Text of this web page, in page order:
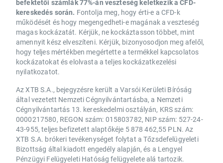
befektetői számlák 77%-án veszteség keletkezik a CFD-
kereskedés során. Fontolja meg, hogy érti-e a CFD-k
működését és hogy megengedheti-e magának a veszteség
magas kockázatát. Kérjük, ne kockáztasson többet, mint
amennyit kész elveszíteni. Kérjük, bizonyosodjon meg afelől,
hogy teljes mértékben megértette a termékkel kapcsolatos
kockázatokat és elolvasta a teljes kockázatkezelési
nyilatkozatot.
Az XTB S.A., bejegyzésre került a Varsói Kerületi Bíróság
által vezetett Nemzeti Cégnyilvántartásba, a Nemzeti
Cégnyilvántartás 13. kereskedelmi osztályán, KRS szám:
0000217580, REGON szám: 015803782, NIP szám: 527-24-
43-955, teljes befizetett alaptőkéje 5 878 462,55 PLN. Az
XTB S.A. brókeri tevékenységet folytat a Tőzsdefelügyeleti
Bizottság által kiadott engedély alapján, és a Lengyel
Pénzügyi Felügyeleti Hatóság felügyelete alá tartozik.